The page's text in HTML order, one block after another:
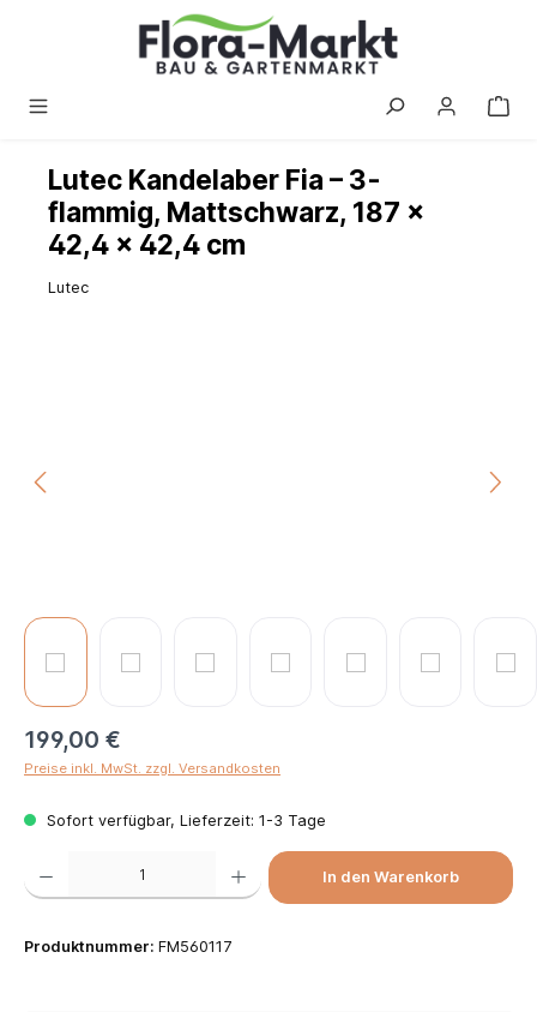
Lutec Kandelaber Fia – 3-
flammig, Mattschwarz, 187 ×
42,4 × 42,4 cm
Lutec
199,00 €
Preise inkl. MwSt. zzgl. Versandkosten
Sofort verfügbar, Lieferzeit: 1-3 Tage
Produkt Anzahl: Gib den gewünschten Wert ein oder benutze die Schaltflächen um die
In den Warenkorb
Produktnummer: FM560117